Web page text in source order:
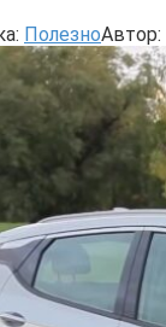
ПолезноАвтор: